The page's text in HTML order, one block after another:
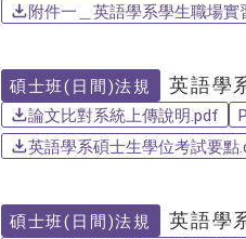
附件一＿英語學系學生職場實
碩士班(日間)法規 英語學
論文比對系統上傳說明.pdf
英語學系碩士生學位考試要點
碩士班(日間)法規 英語學